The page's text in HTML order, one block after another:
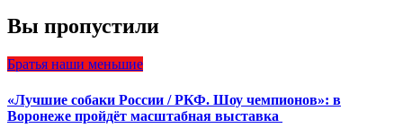
Вы пропустили
Братья наши меньшие
«Лучшие собаки России / РКФ. Шоу чемпионов»: в
Воронеже пройдёт масштабная выставка